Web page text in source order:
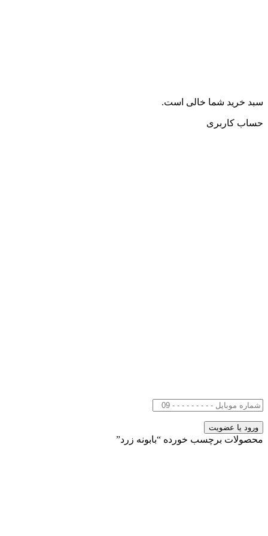
سبد خرید شما خالی است.
حساب کاربری
محصولات برچسب خورده “بابونه زرد”